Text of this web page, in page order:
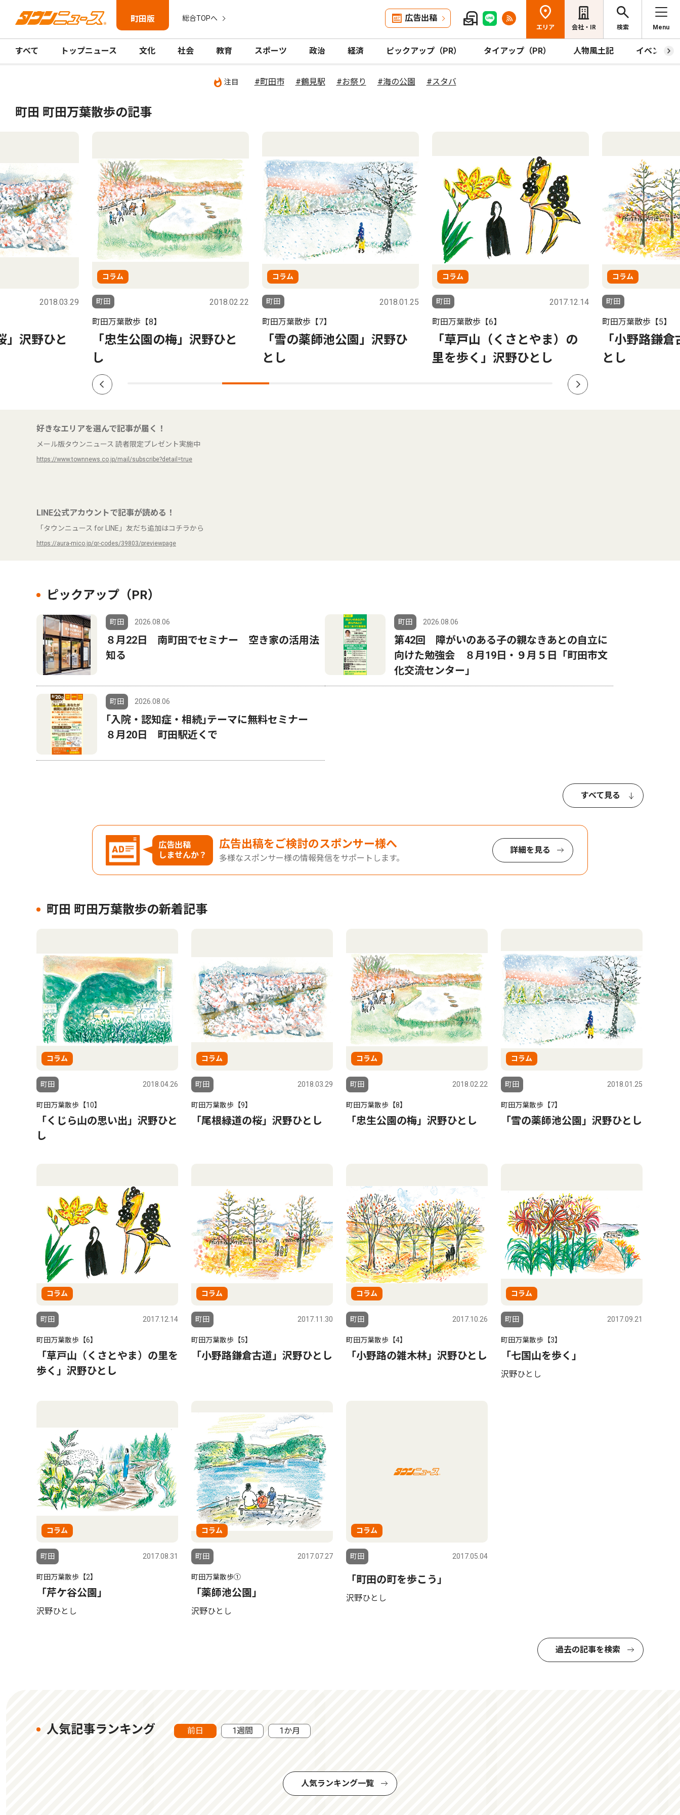
町田版 総合TOPへ 広告出稿
エリア 会社・IR 検索 Menu
すべて トップニュース 文化 社会 教育 スポーツ 政治 経済 ピックアップ（PR） タイアップ（PR） 人物風土記 イベント
注目 #町田市 #鶴見駅 #お祭り #海の公園 #スタバ
町田 町田万葉散歩の記事
2018.03.29
」沢野ひと
コラム
町田 2018.02.22
町田万葉散歩【8】
「忠生公園の梅」沢野ひと
し
コラム
町田 2018.01.25
町田万葉散歩【7】
「雪の薬師池公園」沢野ひ
とし
コラム
町田 2017.12.14
町田万葉散歩【6】
「草戸山（くさとやま）の
里を歩く」沢野ひとし
コラム
町田
町田万葉散歩【5】
「小野路鎌
とし
好きなエリアを選んで記事が届く！
メール版タウンニュース 読者限定プレゼント実施中
https://www.townnews.co.jp/mail/subscribe?detail=true
LINE公式アカウントで記事が読める！
「タウンニュース for LINE」友だち追加はコチラから
https://aura-mico.jp/qr-codes/39803/previewpage
ピックアップ（PR）
町田 2026.08.06
８月22日 南町田でセミナー 空き家の活用法
知る
町田 2026.08.06
第42回 障がいのある子の親なきあとの自立に
向けた勉強会 ８月19日・９月５日「町田市文
化交流センター」
町田 2026.08.06
｢入院・認知症・相続｣テーマに無料セミナー
８月20日 町田駅近くで
すべて見る
広告出稿
しませんか？
広告出稿をご検討のスポンサー様へ
多様なスポンサー様の情報発信をサポートします。
詳細を見る
町田 町田万葉散歩の新着記事
コラム
町田 2018.04.26
町田万葉散歩【10】
「くじら山の思い出」沢野ひと
し
コラム
町田 2018.03.29
町田万葉散歩【9】
「尾根緑道の桜」沢野ひとし
コラム
町田 2018.02.22
町田万葉散歩【8】
「忠生公園の梅」沢野ひとし
コラム
町田 2018.01.25
町田万葉散歩【7】
「雪の薬師池公園」沢野ひとし
コラム
町田 2017.12.14
町田万葉散歩【6】
「草戸山（くさとやま）の里を
歩く」沢野ひとし
コラム
町田 2017.11.30
町田万葉散歩【5】
「小野路鎌倉古道」沢野ひとし
コラム
町田 2017.10.26
町田万葉散歩【4】
「小野路の雑木林」沢野ひとし
コラム
町田 2017.09.21
町田万葉散歩【3】
「七国山を歩く」
沢野ひとし
コラム
町田 2017.08.31
町田万葉散歩【2】
「芹ケ谷公園」
沢野ひとし
コラム
町田 2017.07.27
町田万葉散歩①
「薬師池公園」
沢野ひとし
コラム
町田 2017.05.04
「町田の町を歩こう」
沢野ひとし
過去の記事を検索
人気記事ランキング 前日 1週間 1か月
人気ランキング一覧